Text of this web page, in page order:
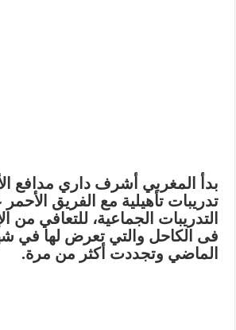
بدأ المغربي أشرف داري مدافع
تدريبات تأهيلية مع الفريق
التدريبات الجماعية، للتعافي من
فى الكاحل والتي تعرض لها في
الماضي وتجددت أكثر من مرة.